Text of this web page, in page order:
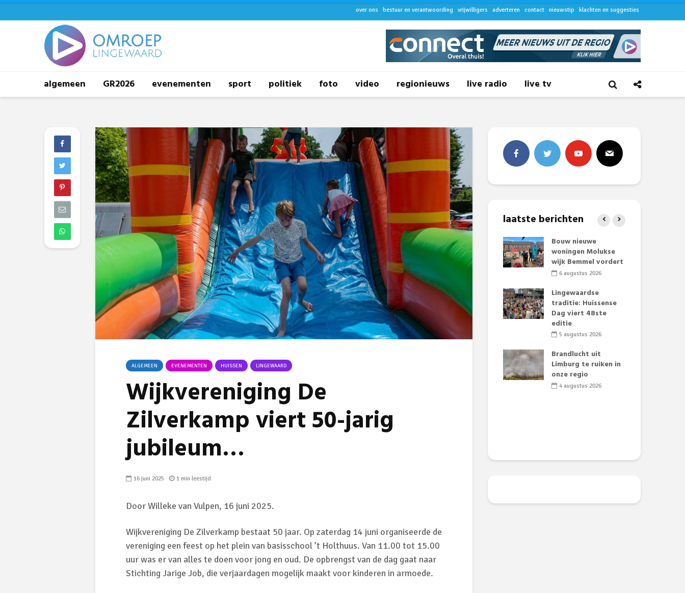
over ons bestuur en verantwoording vrijwilligers adverteren contact nieuwstip klachten en suggesties
algemeen GR2026 evenementen sport politiek foto video regionieuws live radio live tv
ALGEMEEN EVENEMENTEN HUISSEN LINGEWAARD
Wijkvereniging De
Zilverkamp viert 50-jarig
jubileum…
16 juni 2025 1 min leestijd
Door Willeke van Vulpen, 16 juni 2025.
Wijkvereniging De Zilverkamp bestaat 50 jaar. Op zaterdag 14 juni organiseerde de
vereniging een feest op het plein van basisschool ’t Holthuus. Van 11.00 tot 15.00
uur was er van alles te doen voor jong en oud. De opbrengst van de dag gaat naar
Stichting Jarige Job, die verjaardagen mogelijk maakt voor kinderen in armoede.
laatste berichten
Omgeving Deken
Doctor Mulderstraat
Bemmel wordt
éénrichtingsverkeer
30 juli 2026
Buurt klaar voor
noodsituaties:
gemeente deelt
subsidies uit
28 juli 2026
Ontmoet Huubke:
Het nieuwe gezicht
van onze events!
Komkommertijd op
Angerse basisschool:
‘Eerste groenten
geoogst’
28 juli 2026
Bouw nieuwe
woningen Molukse
wijk Bemmel vordert
6 augustus 2026
Lingewaardse
traditie: Huissense
Dag viert 48ste
editie
5 augustus 2026
Brandlucht uit
Limburg te ruiken in
onze regio
4 augustus 2026